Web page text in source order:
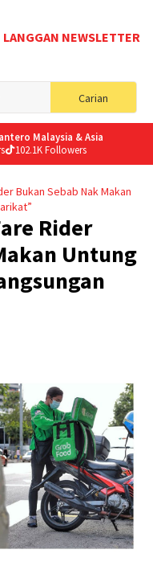
LANGGAN NEWSLETTER
Carian
for:
Malaysia & Asia
102.1K Followers
Bukan Sebab Nak Makan
Rider
Untung